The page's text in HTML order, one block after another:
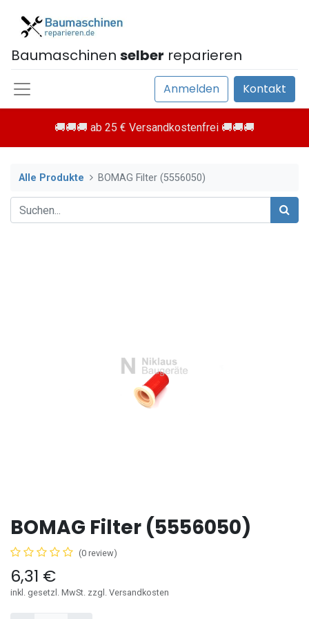
Baumaschinen selber reparieren
Anmelden Kontakt
🚚🚚🚚 ab 25 € Versandkostenfrei 🚚🚚🚚
Alle Produkte BOMAG Filter (5556050)
BOMAG Filter (5556050)
(0 review)
6,31 €
inkl. gesetzl. MwSt. zzgl. Versandkosten